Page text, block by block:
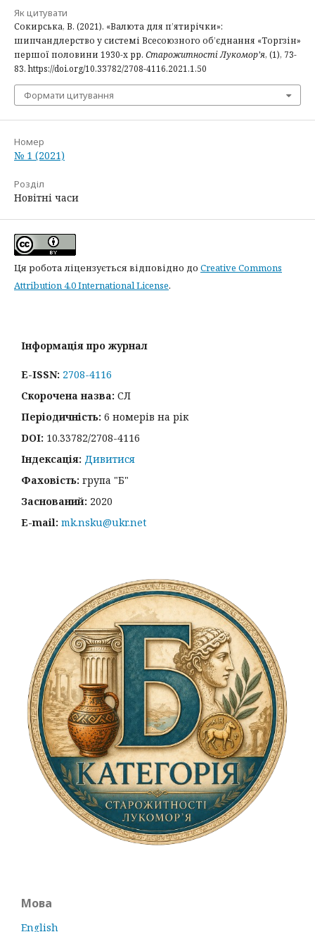
Як цитувати
Сокирська, В. (2021). «Валюта для п’ятирічки»:
шипчандлерство у системі Всесоюзного об’єднання «Торгзін»
першої половини 1930-х рр. Старожитності Лукомор’я, (1), 73-
83. https://doi.org/10.33782/2708-4116.2021.1.50
Формати цитування
Номер
№ 1 (2021)
Розділ
Новітні часи
Ця робота ліцензується відповідно до Creative Commons
Attribution 4.0 International License.
Інформація про журнал
E-ISSN: 2708-4116
Скорочена назва: СЛ
Періодичність: 6 номерів на рік
DOI: 10.33782/2708-4116
Індексація: Дивитися
Фаховість: група "Б"
Заснований: 2020
E-mail: mk.nsku@ukr.net
Мова
English